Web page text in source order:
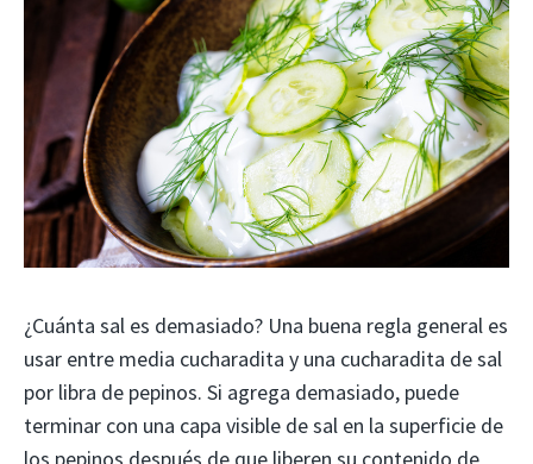
¿Cuánta sal es demasiado? Una buena regla general es
usar entre media cucharadita y una cucharadita de sal
por libra de pepinos. Si agrega demasiado, puede
terminar con una capa visible de sal en la superficie de
los pepinos después de que liberen su contenido de